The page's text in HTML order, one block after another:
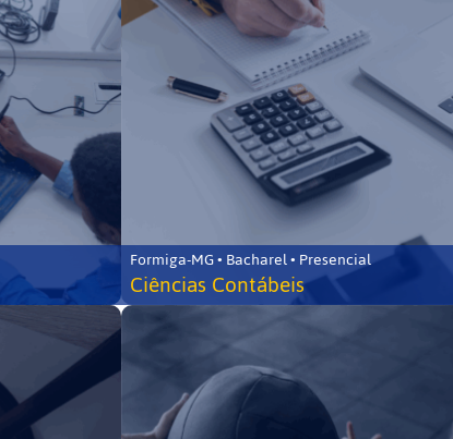
Formiga-MG • Bacharel • Presencial
Ciências Contábeis